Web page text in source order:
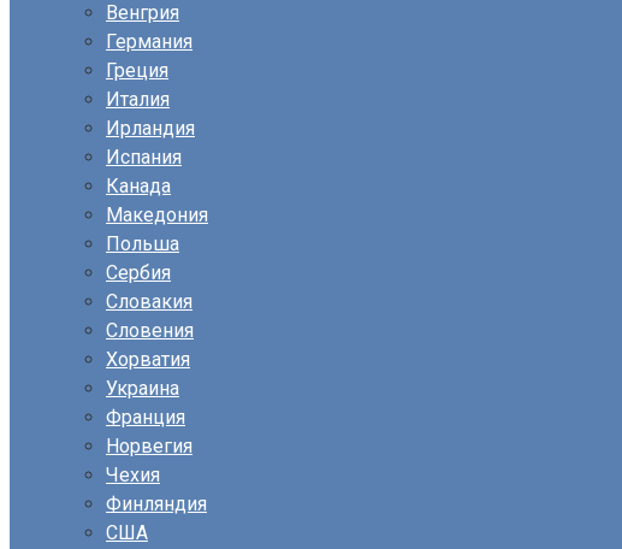
Венгрия
Германия
Греция
Италия
Ирландия
Испания
Канада
Македония
Польша
Сербия
Словакия
Словения
Хорватия
Украина
Франция
Норвегия
Чехия
Финляндия
США